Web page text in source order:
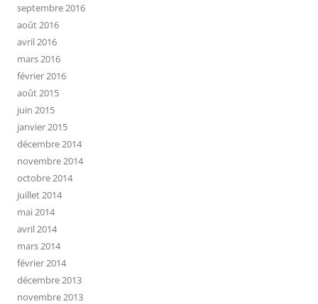
septembre 2016
août 2016
avril 2016
mars 2016
février 2016
août 2015
juin 2015
janvier 2015
décembre 2014
novembre 2014
octobre 2014
juillet 2014
mai 2014
avril 2014
mars 2014
février 2014
décembre 2013
novembre 2013